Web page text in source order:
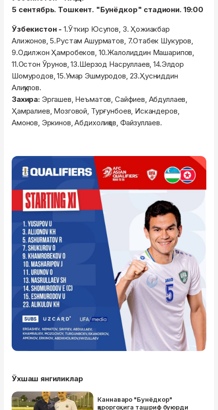
5 сентябрь. Тошкент. "Бунёдкор" стадиони. 19:00
Ўзбекистон -1.Ўткир Юсупов, 3. Ҳожиакбар
Алижонов, 5.Рустам Ашурматов, 7.Отабек Шукуров,
9.Одилжон Ҳамробеков, 10.Жалолиддин Машарипов,
11.Остон Ўрунов, 13.Шерзод Насруллаев, 14.Элдор
Шомуродов, 15.Умар Эшмуродов, 23.Ҳусниддин
Алиқулов.
Захира:Эргашев, Неъматов, Сайфиев, Абдуллаев,
Ҳамралиев, Мозговой, Турғунбоев, Искандеров,
Амонов, Эркинов, Абдихолиқов, Файзуллаев.
Ўхшаш янгиликлар
Каннаваро "Бунёдкор"
қароргоҳига ташриф буюрди